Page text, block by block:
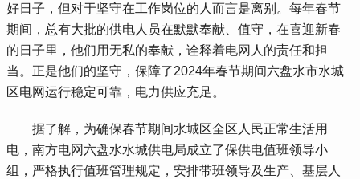
好日子，但对于坚守在工作岗位的人而言是离别。每年春节
期间，总有大批的供电人员在默默奉献、值守，在喜迎新春
的日子里，他们用无私的奉献，诠释着电网人的责任和担
当。正是他们的坚守，保障了2024年春节期间六盘水市水城
区电网运行稳定可靠，电力供应充足。
据了解，为确保春节期间水城区全区人民正常生活用
电，南方电网六盘水水城供电局成立了保供电值班领导小
组，严格执行值班管理规定，安排带班领导及生产、基层人